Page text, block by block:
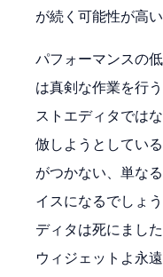
が続く可能性が高い
パフォーマンスの
は真剣な作業を行
ストエディタでは
倣しようとしてい
がつかない、単な
イスになるでしょ
ディタは死にまし
ウィジェットよ永遠